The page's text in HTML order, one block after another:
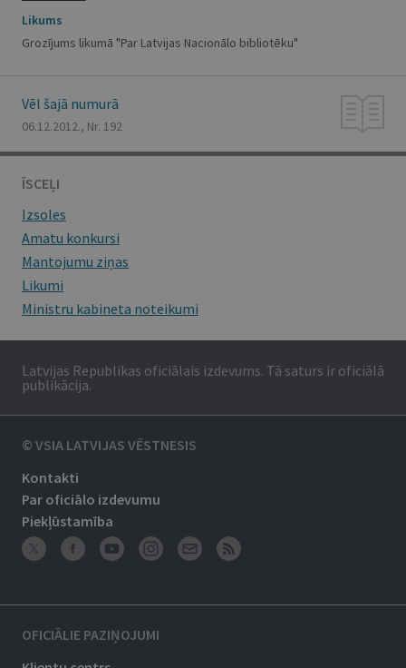
Likums
Grozījums likumā "Par Latvijas Nacionālo bibliotēku"
Vēl šajā numurā
06.12.2012., Nr. 192
ĪSCEĻI
Izsoles
Amatu konkursi
Mantojumu ziņas
Likumi
Ministru kabineta noteikumi
Latvijas Republikas oficiālais izdevums. Tā saturs ir oficiālā
publikācija.
© VSIA LATVIJAS VĒSTNESIS
Kontakti
Par oficiālo izdevumu
Piekļūstamība
OFICIĀLIE PAZIŅOJUMI